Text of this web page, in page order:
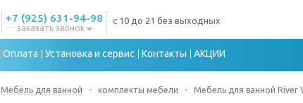
+7 (925) 631-94-98
заказать звонок
с 10 до 21 без выходных
Оплата Установка и сервис Контакты АКЦИИ
Мебель для ванной - комплекты мебели - Мебель для ванной River